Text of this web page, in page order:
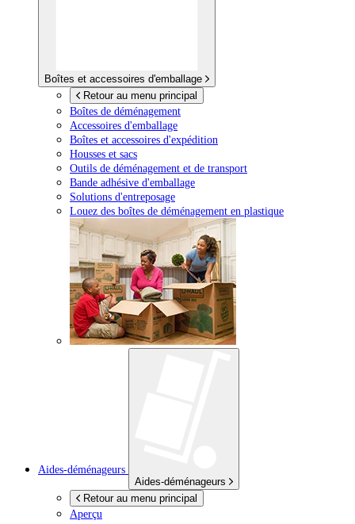
Boîtes et accessoires d'emballage
Retour au menu principal
Boîtes de déménagement
Accessoires d'emballage
Boîtes et accessoires d'expédition
Housses et sacs
Outils de déménagement et de transport
Bande adhésive d'emballage
Solutions d'entreposage
Louez des boîtes de déménagement en plastique
Aides-déménageurs
Aides-déménageurs
Retour au menu principal
Aperçu